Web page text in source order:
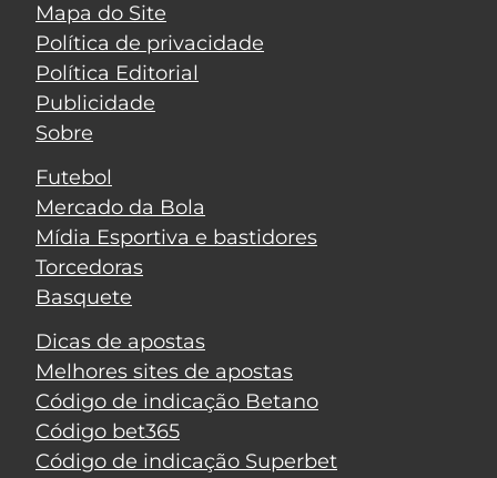
Mapa do Site
Política de privacidade
Política Editorial
Publicidade
Sobre
Futebol
Mercado da Bola
Mídia Esportiva e bastidores
Torcedoras
Basquete
Dicas de apostas
Melhores sites de apostas
Código de indicação Betano
Código bet365
Código de indicação Superbet